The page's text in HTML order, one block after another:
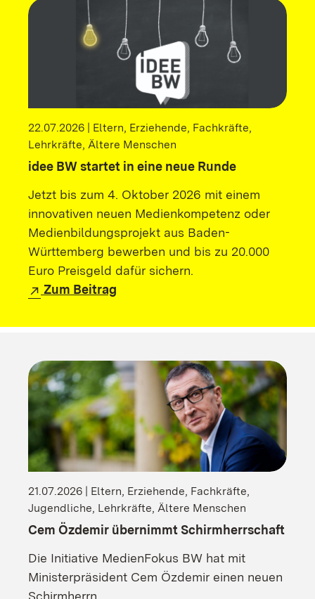
22.07.2026 | Eltern, Erziehende, Fachkräfte,
Lehrkräfte, Ältere Menschen
idee BW startet in eine neue Runde
Jetzt bis zum 4. Oktober 2026 mit einem
innovativen neuen Medienkompetenz oder
Medienbildungsprojekt aus Baden-
Württemberg bewerben und bis zu 20.000
Euro Preisgeld dafür sichern.
Zum Beitrag
21.07.2026 | Eltern, Erziehende, Fachkräfte,
Jugendliche, Lehrkräfte, Ältere Menschen
Cem Özdemir übernimmt Schirmherrschaft
Die Initiative MedienFokus BW hat mit
Ministerpräsident Cem Özdemir einen neuen
Schirmherrn.